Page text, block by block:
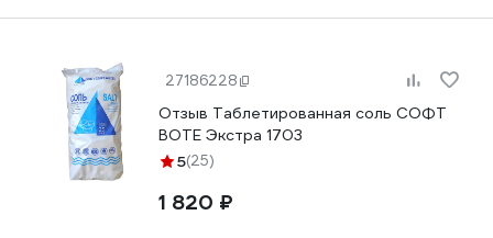
27186228
Отзыв Таблетированная соль СОФТ
ВОТЕ Экстра 1703
5(25)
1 820 ₽